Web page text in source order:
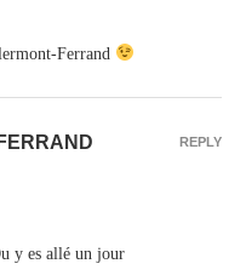
Ferrand
y es allé un jour
REPLY